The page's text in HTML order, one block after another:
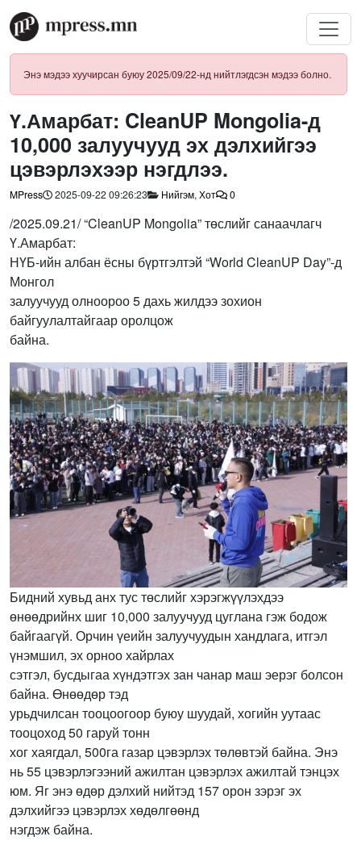
Энэ мэдээ хуучирсан буюу 2025/09/22-нд нийтлэгдсэн мэдээ болно.
Ү.Амарбат: CleanUP Mongolia-д
10,000 залуучууд эх дэлхийгээ
цэвэрлэхээр нэгдлээ.
MPress 2025-09-22 09:26:23 Нийгэм, Хот 0
/2025.09.21/ “CleanUP Mongolia” төслийг санаачлагч
Ү.Амарбат:
НҮБ-ийн албан ёсны бүртгэлтэй “World CleanUP Day”-д
Монгол
залуучууд олноороо 5 дахь жилдээ зохион
байгуулалтайгаар оролцож
байна.
Бидний хувьд анх тус төслийг хэрэгжүүлэхдээ
өнөөдрийнх шиг 10,000 залуучууд цуглана гэж бодож
байгаагүй. Орчин үеийн залуучуудын хандлага, итгэл
үнэмшил, эх орноо хайрлах
сэтгэл, бусдыгаа хүндэтгэх зан чанар маш эерэг болсон
байна. Өнөөдөр тэд
урьдчилсан тооцоогоор буюу шуудай, хогийн уутаас
тооцоход 50 гаруй тонн
хог хаягдал, 500га газар цэвэрлэх төлөвтэй байна. Энэ
нь 55 цэвэрлэгээний ажилтан цэвэрлэх ажилтай тэнцэх
юм. Яг энэ өдөр дэлхий нийтэд 157 орон зэрэг эх
дэлхийгээ цэвэрлэх хөдөлгөөнд
нэгдэж байна.